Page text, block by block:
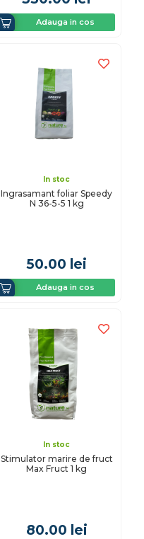
Adauga in cos
In stoc
Ingrasamant foliar Speedy
N 36-5-5 1 kg
50.00 lei
Adauga in cos
In stoc
Stimulator marire de fruct
Max Fruct 1 kg
80.00 lei